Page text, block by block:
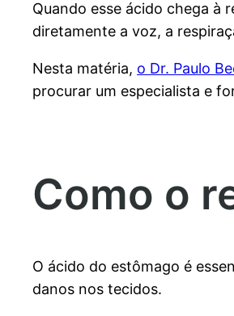
Quando esse ácido chega à
diretamente a voz, a
Nesta matéria, o Dr. Paulo
procurar um especialista e
Como o
O ácido do estômago é
danos nos tecidos.